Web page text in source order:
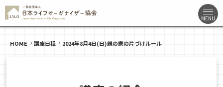
HOME 講座日程 2024年8月4日(日)親の家の片づけルール